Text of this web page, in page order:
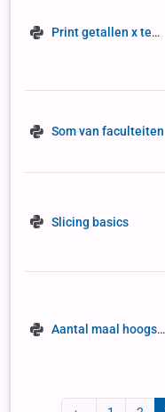
Print getallen x tem y op of af
Som van faculteiten
Slicing basics
Aantal maal hoogste waarde in de reeks